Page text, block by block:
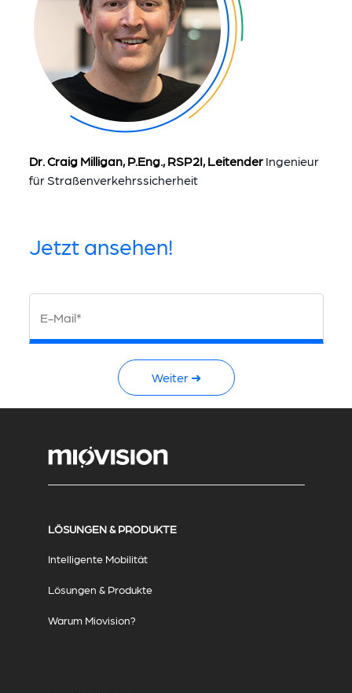
Dr. Craig Milligan, P.Eng., RSP2I, Leitender Ingenieur
für Straßenverkehrssicherheit
Jetzt ansehen!
E-Mail*
Weiter ➜
LÖSUNGEN & PRODUKTE
Intelligente Mobilität
Lösungen & Produkte
Warum Miovision?